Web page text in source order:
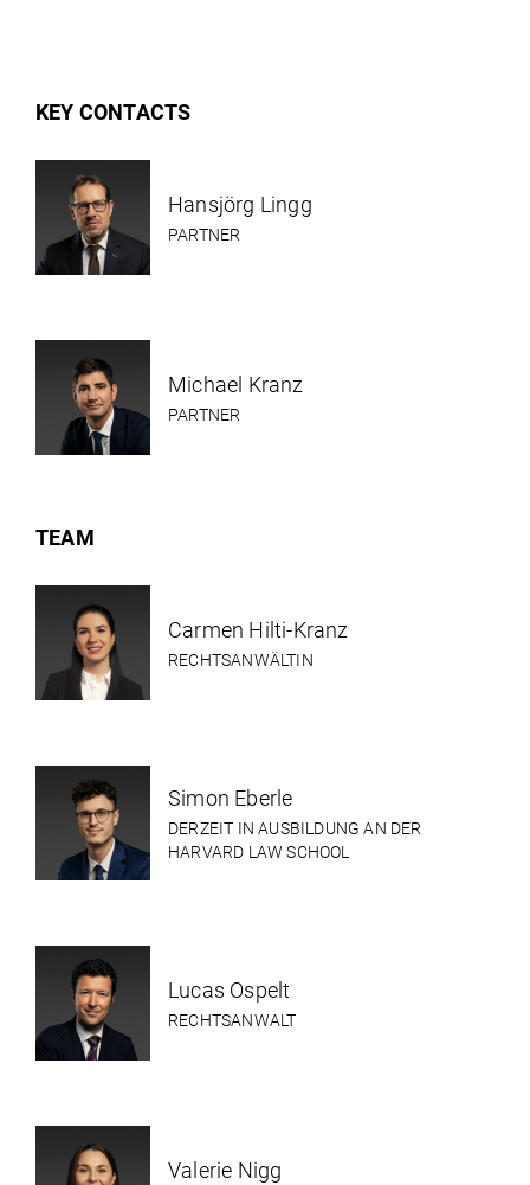
KEY CONTACTS
Hansjörg Lingg
PARTNER
Michael Kranz
PARTNER
TEAM
Carmen Hilti-Kranz
RECHTSANWÄLTIN
Simon Eberle
DERZEIT IN AUSBILDUNG AN DER
HARVARD LAW SCHOOL
Lucas Ospelt
RECHTSANWALT
Valerie Nigg